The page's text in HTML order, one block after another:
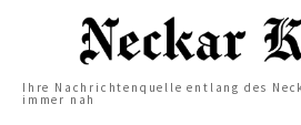
Ihre Nachrichtenquelle entlang des
immer nah